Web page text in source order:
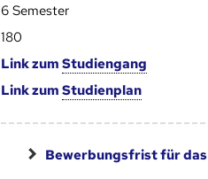
6 Semester
180
Link zum Studien­gang
Link zum Studien­plan
Bewerbungsfrist für das